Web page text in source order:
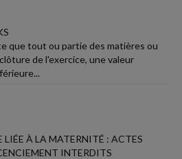
que tout ou partie des matières ou
de l'exercice, une valeur
À LA MATERNITÉ : ACTES
INTERDITS